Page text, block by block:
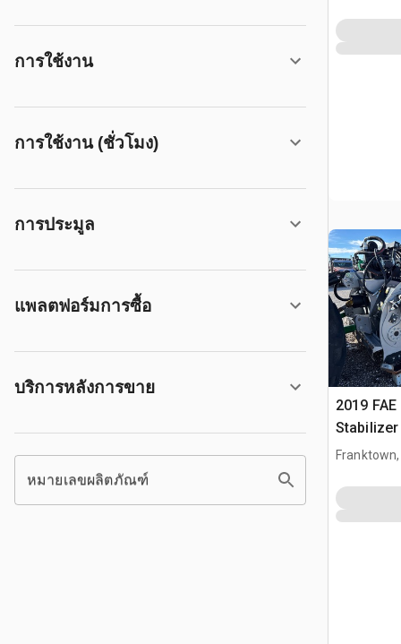
การใช้งาน
การใช้งาน (ชั่วโมง)
การประมูล
แพลตฟอร์มการซื้อ
บริการหลังการขาย
หมายเลขผลิตภัณฑ์
2019
Franktown,